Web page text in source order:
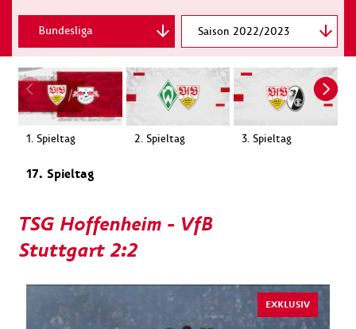
Bundesliga
DFB-Pokal
1. Spieltag 2. Spieltag 3. Spieltag
17. Spieltag
TSG Hoffenheim - VfB
Stuttgart 2:2
EXKLUSIV